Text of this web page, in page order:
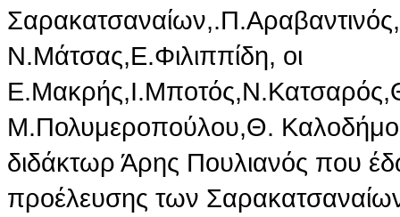
Ν.Μάτσας,Ε.Φιλιππίδη, οι
Μ.Πολυμεροπούλου,Θ.
διδάκτωρ Άρης Πουλιανός που
προέλευσης των